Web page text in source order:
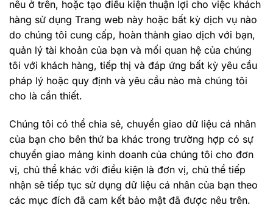
nêu ở trên, hoặc tạo điều kiện thuận lợi cho việc khách
hàng sử dụng Trang web này hoặc bất kỳ dịch vụ nào
do chúng tôi cung cấp, hoàn thành giao dịch với bạn,
quản lý tài khoản của bạn và mối quan hệ của chúng
tôi với khách hàng, tiếp thị và đáp ứng bất kỳ yêu cầu
pháp lý hoặc quy định và yêu cầu nào mà chúng tôi
cho là cần thiết.
Chúng tôi có thể chia sẻ, chuyển giao dữ liệu cá nhân
của bạn cho bên thứ ba khác trong trường hợp có sự
chuyển giao mảng kinh doanh của chúng tôi cho đơn
vị, chủ thể khác với điều kiện là đơn vị, chủ thể tiếp
nhận sẽ tiếp tục sử dụng dữ liệu cá nhân của bạn theo
các mục đích đã cam kết bảo mật đã được nêu trên.